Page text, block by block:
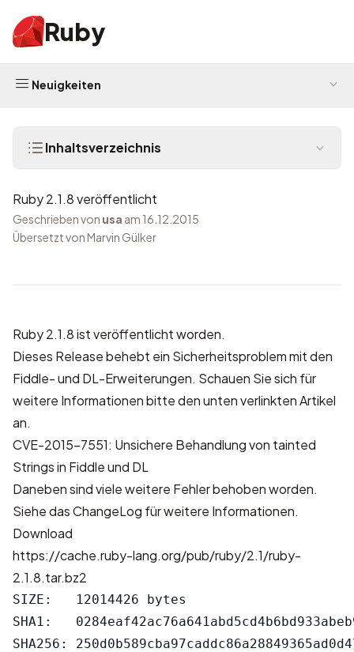
Ruby
Neuigkeiten
Inhaltsverzeichnis
Ruby 2.1.8 veröffentlicht
Geschrieben von usa am 16.12.2015
Übersetzt von Marvin Gülker
Ruby 2.1.8 ist veröffentlicht worden.
Dieses Release behebt ein Sicherheitsproblem mit den
Fiddle- und DL-Erweiterungen. Schauen Sie sich für
weitere Informationen bitte den unten verlinkten Artikel
an.
CVE-2015-7551: Unsichere Behandlung von tainted
Strings in Fiddle und DL
Daneben sind viele weitere Fehler behoben worden.
Siehe dasChangeLog für weitere Informationen.
Download
https://cache.ruby-lang.org/pub/ruby/2.1/ruby-
2.1.8.tar.bz2
SIZE:   12014426 bytes
SHA1:
SHA256: